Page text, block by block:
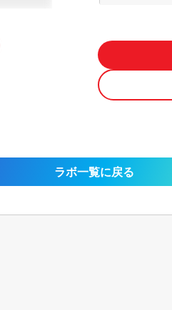
ラボ一覧に戻る